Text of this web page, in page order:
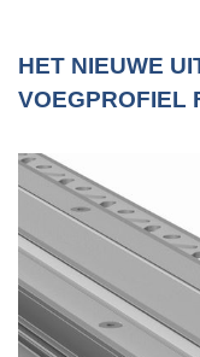
HET NIEUWE
VOEGPROFIEL